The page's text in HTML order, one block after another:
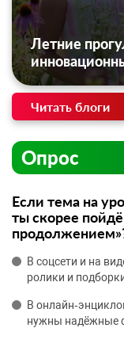
Летние
Читать блоги
Опрос
Если тема на
ты скорее
В соцсети и на
ролики и
В
нужны надёжные